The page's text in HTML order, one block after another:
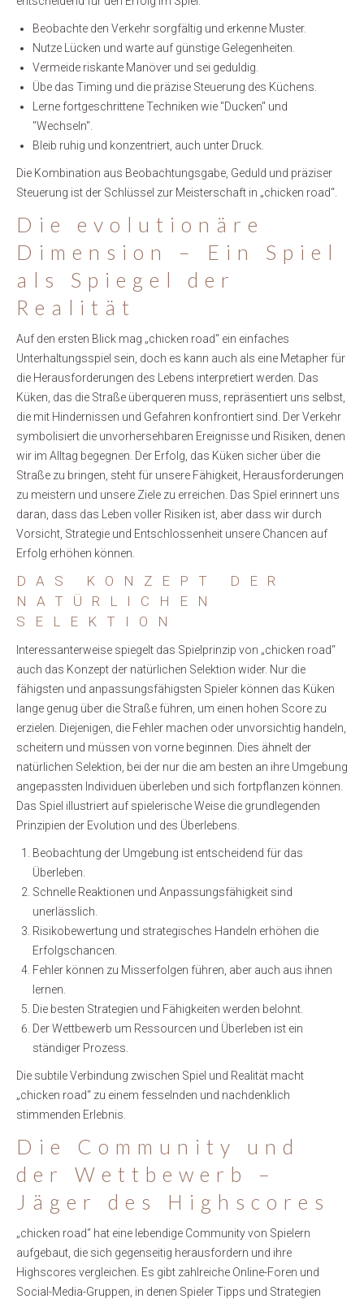
Beobachte den Verkehr sorgfältig und erkenne Muster.
Nutze Lücken und warte auf günstige Gelegenheiten.
Vermeide riskante Manöver und sei geduldig.
Übe das Timing und die präzise Steuerung des Küchens.
Lerne fortgeschrittene Techniken wie "Ducken" und
"Wechseln".
Bleib ruhig und konzentriert, auch unter Druck.
Die Kombination aus Beobachtungsgabe, Geduld und präziser
Steuerung ist der Schlüssel zur Meisterschaft in „chicken road“.
Die evolutionäre
Dimension – Ein Spiel
als Spiegel der
Realität
Auf den ersten Blick mag „chicken road“ ein einfaches
Unterhaltungsspiel sein, doch es kann auch als eine Metapher für
die Herausforderungen des Lebens interpretiert werden. Das
Küken, das die Straße überqueren muss, repräsentiert uns selbst,
die mit Hindernissen und Gefahren konfrontiert sind. Der Verkehr
symbolisiert die unvorhersehbaren Ereignisse und Risiken, denen
wir im Alltag begegnen. Der Erfolg, das Küken sicher über die
Straße zu bringen, steht für unsere Fähigkeit, Herausforderungen
zu meistern und unsere Ziele zu erreichen. Das Spiel erinnert uns
daran, dass das Leben voller Risiken ist, aber dass wir durch
Vorsicht, Strategie und Entschlossenheit unsere Chancen auf
Erfolg erhöhen können.
DAS KONZEPT DER
NATÜRLICHEN
SELEKTION
Interessanterweise spiegelt das Spielprinzip von „chicken road“
auch das Konzept der natürlichen Selektion wider. Nur die
fähigsten und anpassungsfähigsten Spieler können das Küken
lange genug über die Straße führen, um einen hohen Score zu
erzielen. Diejenigen, die Fehler machen oder unvorsichtig handeln,
scheitern und müssen von vorne beginnen. Dies ähnelt der
natürlichen Selektion, bei der nur die am besten an ihre Umgebung
angepassten Individuen überleben und sich fortpflanzen können.
Das Spiel illustriert auf spielerische Weise die grundlegenden
Prinzipien der Evolution und des Überlebens.
Beobachtung der Umgebung ist entscheidend für das
Überleben.
Schnelle Reaktionen und Anpassungsfähigkeit sind
unerlässlich.
Risikobewertung und strategisches Handeln erhöhen die
Erfolgschancen.
Fehler können zu Misserfolgen führen, aber auch aus ihnen
lernen.
Die besten Strategien und Fähigkeiten werden belohnt.
Der Wettbewerb um Ressourcen und Überleben ist ein
ständiger Prozess.
Die subtile Verbindung zwischen Spiel und Realität macht
„chicken road“ zu einem fesselnden und nachdenklich
stimmenden Erlebnis.
Die Community und
der Wettbewerb –
Jäger des Highscores
„chicken road“ hat eine lebendige Community von Spielern
aufgebaut, die sich gegenseitig herausfordern und ihre
Highscores vergleichen. Es gibt zahlreiche Online-Foren und
Social-Media-Gruppen, in denen Spieler Tipps und Strategien